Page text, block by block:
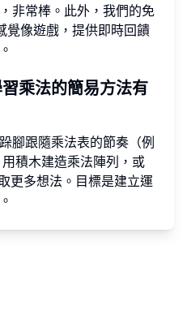
非常棒。此外，我們的免
覺像遊戲，提供即時回饋
乘法的簡易方法有
腳跟隨乘法表的節奏（例
積木建造乘法陣列，或
更多想法。目標是建立運